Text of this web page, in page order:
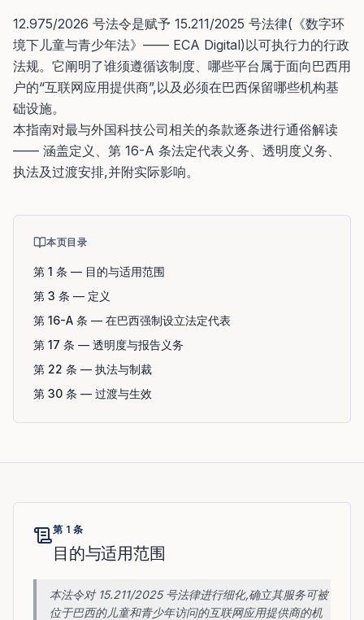
12.975/2026 号法令是赋予 15.211/2025 号法律(《数字环
境下儿童与青少年法》—— ECA Digital)以可执行力的行政
法规。它阐明了谁须遵循该制度、哪些平台属于面向巴西用
户的“互联网应用提供商”,以及必须在巴西保留哪些机构基
础设施。
本指南对最与外国科技公司相关的条款逐条进行通俗解读
—— 涵盖定义、第 16-A 条法定代表义务、透明度义务、
执法及过渡安排,并附实际影响。
本页目录
第 1 条 — 目的与适用范围
第 3 条 — 定义
第 16-A 条 — 在巴西强制设立法定代表
第 17 条 — 透明度与报告义务
第 22 条 — 执法与制裁
第 30 条 — 过渡与生效
第 1 条
目的与适用范围
本法令对 15.211/2025 号法律进行细化,确立其服务可被
位于巴西的儿童和青少年访问的互联网应用提供商的机